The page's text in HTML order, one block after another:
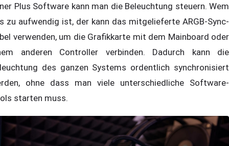
Plus Software kann man die Beleuchtung steuern. Wem
zu aufwendig ist, der kann das mitgelieferte ARGB-Sync-
verwenden, um die Grafikkarte mit dem Mainboard oder
anderen Controller verbinden. Dadurch kann die
des ganzen Systems ordentlich synchronisiert
ohne dass man viele unterschiedliche Software-
starten muss.